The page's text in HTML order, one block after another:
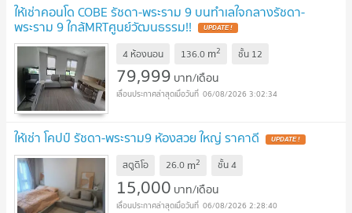
ให้เช่าคอนโด COBE รัชดา-พระราม 9 บนทำเลใจกลางรัชดา-
พระราม 9 ใกล้MRTศูนย์วัฒนธรรม!!
4 ห้องนอน 136.0 m2 ชั้น 12
79,999 บาท/เดือน
06/08/2026 3:02:34
ให้เช่า โคปป์ รัชดา-พระราม9 ห้องสวย ใหญ่ ราคาดี
สตูดิโอ 26.0 m2 ชั้น4
15,000 บาท/เดือน
06/08/2026 2:28:40